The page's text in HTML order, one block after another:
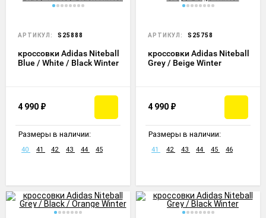
АРТИКУЛ: S25888
кроссовки Adidas Niteball
Blue / White / Black Winter
4 990 ₽
Размеры в наличии:
40 41 42 43 44 45
АРТИКУЛ: S25758
кроссовки Adidas Niteball
Grey / Beige Winter
4 990 ₽
Размеры в наличии:
41 42 43 44 45 46